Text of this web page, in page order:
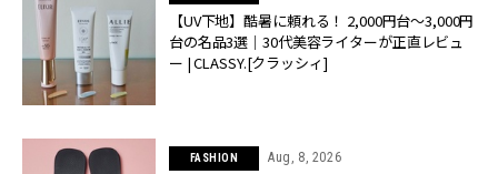
【UV下地】酷暑に頼れる！ 2,000円台〜3,000円
台の名品3選｜30代美容ライターが正直レビュ
ー | CLASSY.[クラッシィ]
FASHION Aug, 8, 2026